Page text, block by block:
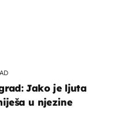
Jako je ljuta
u njezine